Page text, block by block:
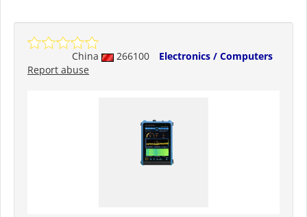
China 266100
Electronics / Computers
Report abuse